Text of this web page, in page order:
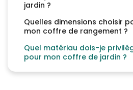
jardin ?
Quelles dimensions choisir
mon coffre de rangement ?
Quel matériau dois-je
pour mon coffre de jardin ?